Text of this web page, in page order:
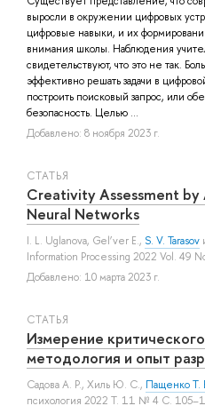
выросли в окружении цифровых
цифровые навыки, и их
внимания школы. Наблюдения
свидетельствуют, что это не так.
эффективно решать задачи в
построить поисковый запрос, или
безопасность. Целью ...
Добавлено: 8 ноября 2023 г.
СТАТЬЯ
Creativity Assessment by
Neural Networks
I. L. Uglanova, Gel’ver E., S. V. Tarasov
Information Processing 2022 Vol. 49
Добавлено: 10 марта 2023 г.
СТАТЬЯ
Измерение
методология и опыт
Садова А. Р., Хиль Ю. С., Пащенко Т.
психология 2022 Т. 11 № 4 С.